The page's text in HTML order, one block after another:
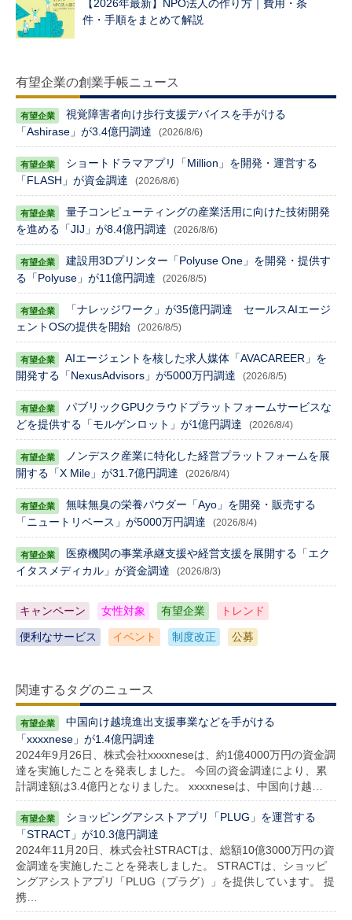
【2026年最新】NPO法人の作り方｜費用・条
件・手順をまとめて解説
有望企業の創業手帳ニュース
視覚障害者向け歩行支援デバイスを手がける
「Ashirase」が3.4億円調達
(2026/8/6)
ショートドラマアプリ「Million」を開発・運営する
「FLASH」が資金調達
(2026/8/6)
量子コンピューティングの産業活用に向けた技術開発
を進める「JIJ」が8.4億円調達
(2026/8/6)
建設用3Dプリンター「Polyuse One」を開発・提供す
る「Polyuse」が11億円調達
(2026/8/5)
「ナレッジワーク」が35億円調達 セールスAIエージ
ェントOSの提供を開始
(2026/8/5)
AIエージェントを核した求人媒体「AVACAREER」を
開発する「NexusAdvisors」が5000万円調達
(2026/8/5)
パブリックGPUクラウドプラットフォームサービスな
どを提供する「モルゲンロット」が1億円調達
(2026/8/4)
ノンデスク産業に特化した経営プラットフォームを展
開する「X Mile」が31.7億円調達
(2026/8/4)
無味無臭の栄養パウダー「Ayo」を開発・販売する
「ニュートリベース」が5000万円調達
(2026/8/4)
医療機関の事業承継支援や経営支援を展開する「エク
イタスメディカル」が資金調達
(2026/8/3)
キャンペーン 女性対象 有望企業 トレンド
便利なサービス イベント 制度改正 公募
関連するタグのニュース
中国向け越境進出支援事業などを手がける
「xxxxnese」が1.4億円調達
2024年9月26日、株式会社xxxxneseは、約1億4000万円の資金調
達を実施したことを発表しました。 今回の資金調達により、累
計調達額は3.4億円となりました。 xxxxneseは、中国向け越…
ショッピングアシストアプリ「PLUG」を運営する
「STRACT」が10.3億円調達
2024年11月20日、株式会社STRACTは、総額10億3000万円の資
金調達を実施したことを発表しました。 STRACTは、ショッピ
ングアシストアプリ「PLUG（プラグ）」を提供しています。 提
携…